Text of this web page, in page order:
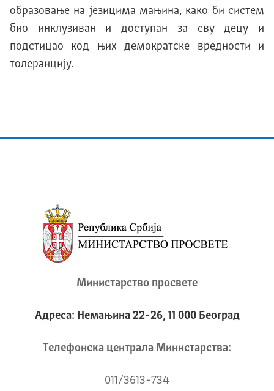
образовање на језицима мањина, како би систем
био инклузиван и доступан за сву децу и
подстицао код њих демократске вредности и
толеранцију.
Министарство просвете
Адреса: Немањина 22-26, 11 000 Београд
Телeфонска централа Mинистарства:
011/3613-734